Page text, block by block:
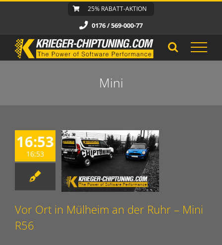
Zum
25% RABATT-AKTION
0176 / 569-000-77
Mini
16:53
16:53
Vor Ort in Mülheim an der Ruhr – Mini
R56